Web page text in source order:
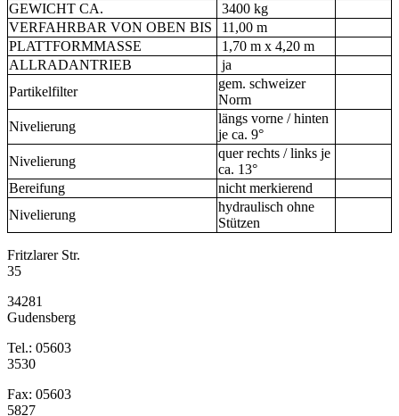
GEWICHT CA.
3400 kg
VERFAHRBAR VON OBEN BIS
11,00 m
PLATTFORMMASSE
1,70 m x 4,20 m
ALLRADANTRIEB
ja
Partikelfilter
gem. schweizer
Norm
Nivelierung
längs vorne / hinten
je ca. 9°
Nivelierung
quer rechts / links je
ca. 13°
Bereifung
nicht merkierend
Nivelierung
hydraulisch ohne
Stützen
Fritzlarer Str.
35
34281
Gudensberg
Tel.: 05603
3530
Fax: 05603
5827